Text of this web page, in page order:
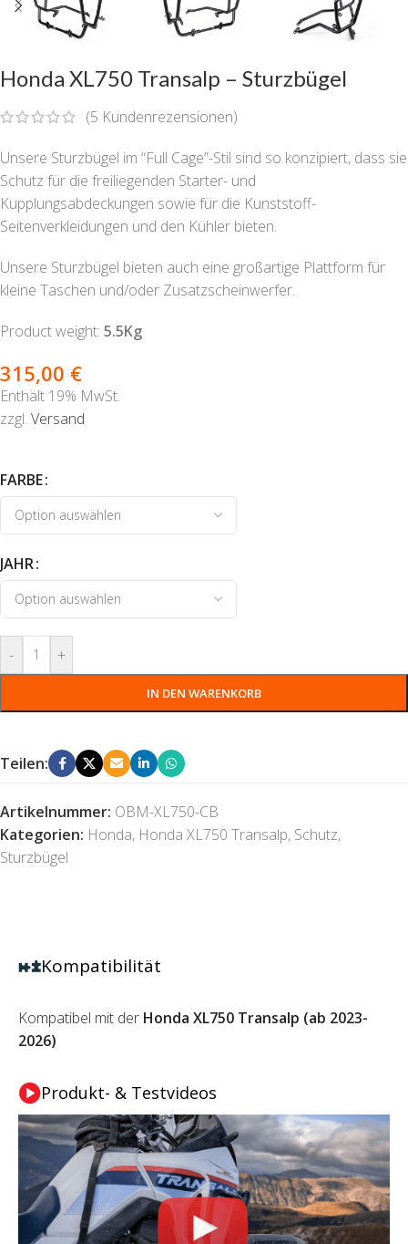
Honda XL750 Transalp – Sturzbügel
(5 Kundenrezensionen)
Unsere Sturzbügel im “Full Cage”-Stil sind so konzipiert, dass sie
Schutz für die freiliegenden Starter- und
Kupplungsabdeckungen sowie für die Kunststoff-
Seitenverkleidungen und den Kühler bieten.
Unsere Sturzbügel bieten auch eine großartige Plattform für
kleine Taschen und/oder Zusatzscheinwerfer.
Product weight: 5.5Kg
315,00 €
Enthält 19% MwSt.
zzgl. Versand
FARBE
JAHR
- +
IN DEN WARENKORB
Teilen:
Artikelnummer: OBM-XL750-CB
Kategorien: Honda, Honda XL750 Transalp, Schutz,
Sturzbügel
Kompatibilität
Kompatibel mit der Honda XL750 Transalp (ab 2023-
2026)
Produkt- & Testvideos